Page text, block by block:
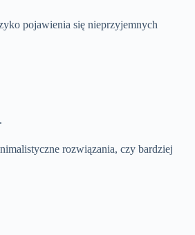
pojawienia się nieprzyjemnych
rozwiązania, czy bardziej